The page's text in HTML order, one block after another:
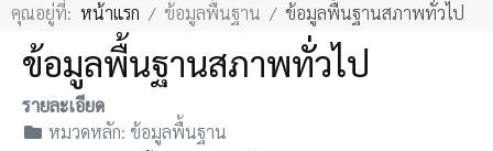
a
e
o
u
T
คุณอยู่ที่: หน้าแรก ข้อมูลพื้นฐาน ข้อมูลพื้นฐานสภาพทั่วไป
ข้อมูลพื้นฐานสภาพทั่วไป
รายละเอียด
หมวดหลัก: ข้อมูลพื้นฐาน